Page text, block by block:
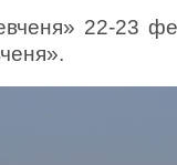
22-23